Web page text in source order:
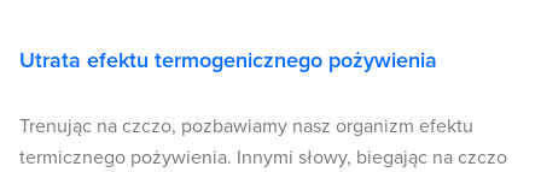
Utrata efektu termogenicznego pożywienia
Trenując na czczo, pozbawiamy nasz organizm efektu
termicznego pożywienia. Innymi słowy, biegając na czczo